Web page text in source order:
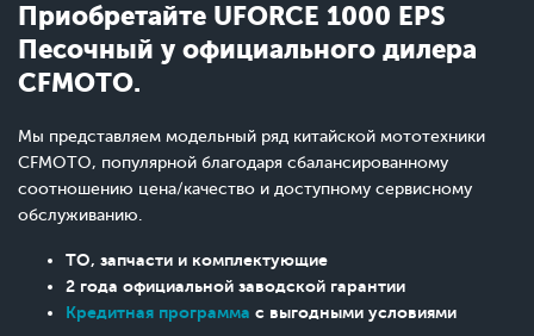
Приобретайте UFORCE 1000 EPS
Песочный у официального дилера
CFMOTO.
Мы представляем модельный ряд китайской мототехники
CFMOTO, популярной благодаря сбалансированному
соотношению цена/качество и доступному сервисному
обслуживанию.
ТО, запчасти и комплектующие
2 года официальной заводской гарантии
Кредитная программа с выгодными условиями